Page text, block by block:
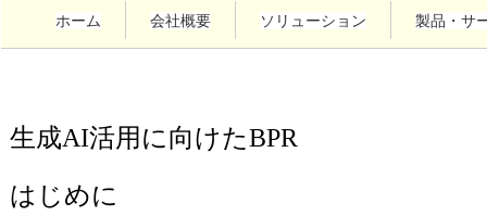
ホーム 会社概要 ソリューション 製品・サ
生成AI活用に向けたBPR
はじめに